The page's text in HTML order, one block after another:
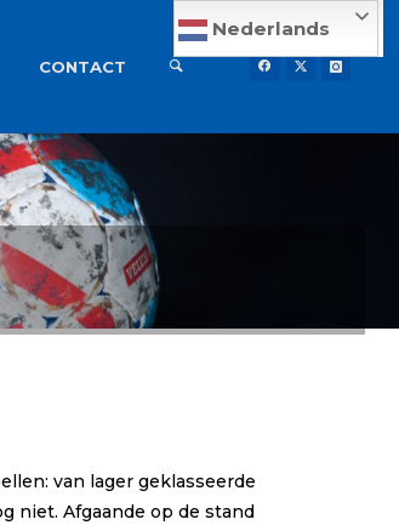
CONTACT
Nederlands
van lager geklasseerde
niet. Afgaande op de stand